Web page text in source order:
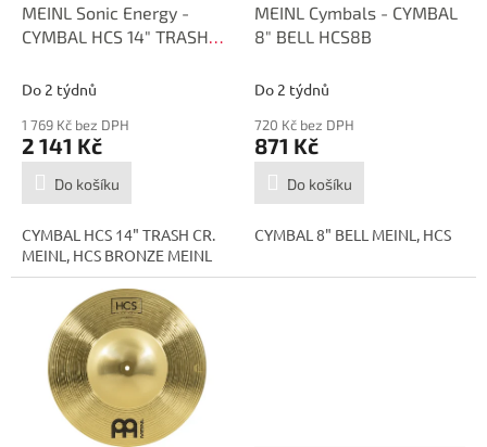
MEINL Sonic Energy -
CYMBAL HCS 14" TRASH
HCSB14TRC
Do 2 týdnů
1 769 Kč bez DPH
2 141 Kč
Do košíku
CYMBAL HCS 14" TRASH CR.
MEINL, HCS BRONZE MEINL
MEINL Cymbals - CYMBAL
8" BELL HCS8B
Do 2 týdnů
720 Kč bez DPH
871 Kč
Do košíku
CYMBAL 8" BELL MEINL, HCS